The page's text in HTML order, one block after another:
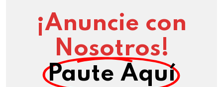
¡Anuncie con
Nosotros!
Paute Aquí